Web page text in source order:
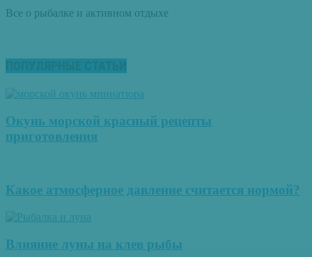
Все о рыбалке и активном отдыхе
ПОПУЛЯРНЫЕ СТАТЬИ
Окунь морской красный рецепты
приготовления
Какое атмосферное давление считается нормой?
Влияние луны на клев рыбы